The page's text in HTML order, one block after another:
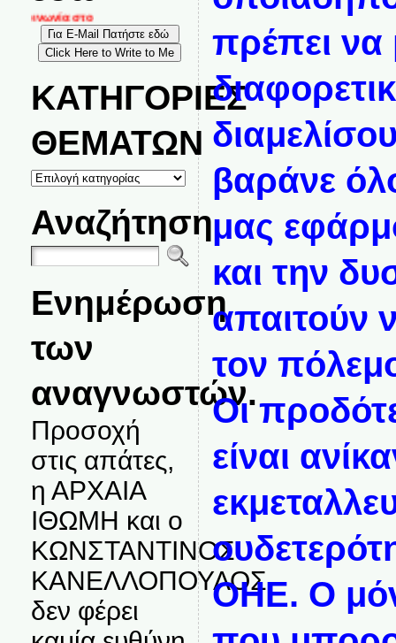
στο
ΚΑΤΗΓΟΡΙΕΣ
ΘΕΜΑΤΩΝ
ΚΑΤΗΓΟΡΙΕΣ
ΘΕΜΑΤΩΝ
Αναζήτηση
Ενημέρωση
των
αναγνωστών.
Προσοχή
στις απάτες,
η ΑΡΧΑΙΑ
ΙΘΩΜΗ και ο
ΚΩΝΣΤΑΝΤΙΝΟΣ
ΚΑΝΕΛΛΟΠΟΥΛΟΣ
δεν φέρει
πρέπει να
βαράνε
μας
και την
απαιτούν
τον
Οι
είναι
ΟΗΕ. Ο